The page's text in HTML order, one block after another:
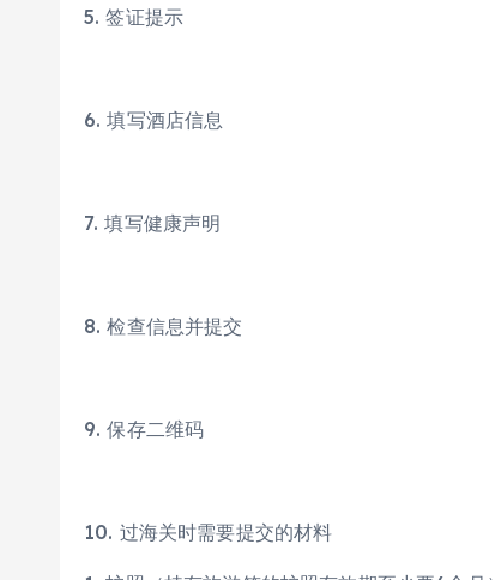
5. 签证提示
6. 填写酒店信息
7. 填写健康声明
8. 检查信息并提交
9. 保存二维码
10. 过海关时需要提交的材料